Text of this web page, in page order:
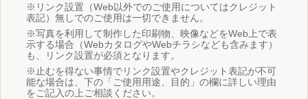
※リンク設置（Web以外でのご使用についてはクレジット
表記）無しでのご使用は一切できません。
※写真を利用して制作した印刷物、映像などをWeb上で表
示する場合（WebカタログやWebチラシなども含みます）
も、リンク設置が必須となります。
※止むを得ない事情でリンク設置やクレジット表記が不可
能な場合は、下の「ご使用用途、目的」の欄に詳しい理由
をご記入の上ご相談ください。